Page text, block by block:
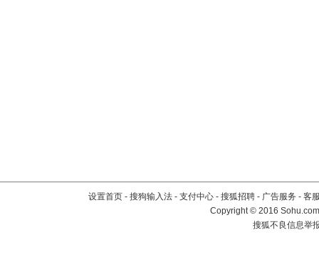
设置首页 - 搜狗输入法 - 支付中心 - 搜狐招聘 - 广告服务 - 客
Copyright©2016
搜狐不良信息举